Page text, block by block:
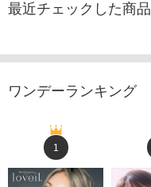
最近チェックした商品
ワンデーランキング
1